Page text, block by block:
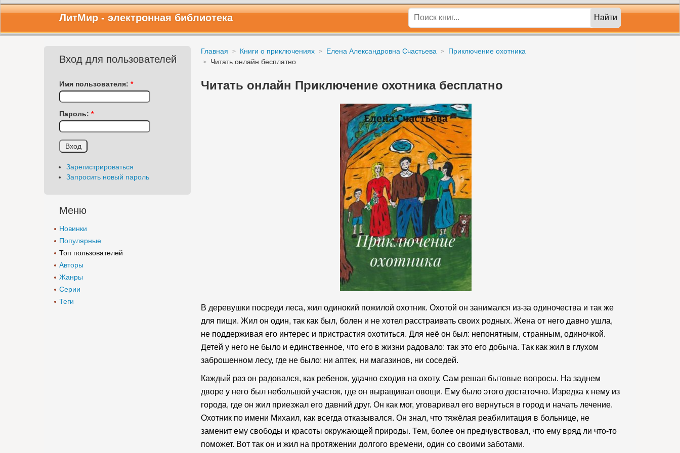
ЛитМир - электронная библиотека Найти
Главная Книги о приключениях Елена Александровна Счастьева
Приключение охотника
Читать онлайн бесплатно
Читать онлайн Приключение охотника бесплатно
В деревушки посреди леса, жил одинокий пожилой охотник. Охотой он занимался из-за одиночества и так же
для пищи. Жил он один, так как был, болен и не хотел расстраивать своих родных. Жена от него давно ушла,
не поддерживая его интерес и пристрастия охотиться. Для неё он был: непонятным, странным, одиночкой.
Детей у него не было и единственное, что его в жизни радовало: так это его добыча. Так как жил в глухом
заброшенном лесу, где не было: ни аптек, ни магазинов, ни соседей.
Каждый раз он радовался, как ребенок, удачно сходив на охоту. Сам решал бытовые вопросы. На заднем
дворе у него был небольшой участок, где он выращивал овощи. Ему было этого достаточно. Изредка к нему из
города, где он жил приезжал его давний друг. Он как мог, уговаривал его вернуться в город и начать лечение.
Охотник по имени Михаил, как всегда отказывался. Он знал, что тяжёлая реабилитация в больнице, не
заменит ему свободы и красоты окружающей природы. Тем, более он предчувствовал, что ему вряд ли что-то
поможет. Вот так он и жил на протяжении долгого времени, один со своими заботами.
Вход для пользователей
Имя пользователя: *
Пароль: *
Зарегистрироваться
Запросить новый пароль
Меню
Новинки
Популярные
Топ пользователей
Авторы
Жанры
Серии
Теги